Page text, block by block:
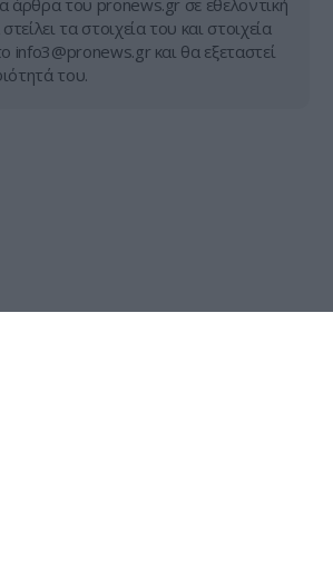
άρθρα του pronews.gr σε εθελοντική
τα στοιχεία του και στοιχεία
info3@pronews.gr και θα εξεταστεί
του.